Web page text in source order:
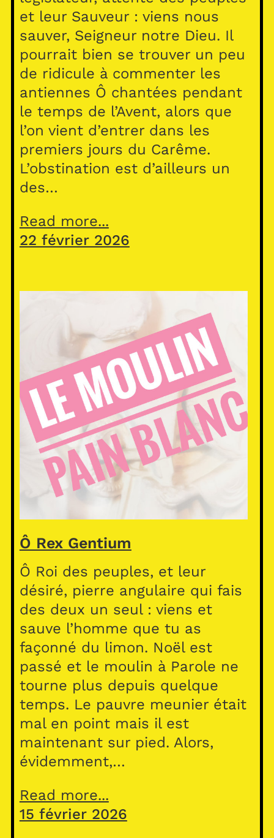
et leur Sauveur : viens nous
sauver, Seigneur notre Dieu. Il
pourrait bien se trouver un peu
de ridicule à commenter les
antiennes Ô chantées pendant
le temps de l’Avent, alors que
l’on vient d’entrer dans les
premiers jours du Carême.
L’obstination est d’ailleurs un
des…
Read more...
22 février 2026
Ô Rex Gentium
Ô Roi des peuples, et leur
désiré, pierre angulaire qui fais
des deux un seul : viens et
sauve l’homme que tu as
façonné du limon. Noël est
passé et le moulin à Parole ne
tourne plus depuis quelque
temps. Le pauvre meunier était
mal en point mais il est
maintenant sur pied. Alors,
évidemment,…
Read more...
15 février 2026